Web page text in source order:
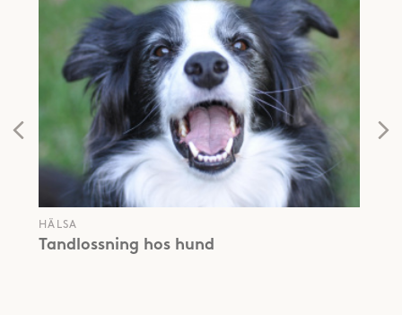
HÄLSA
Tandlossning hos hund